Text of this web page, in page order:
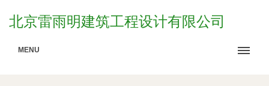
北京雷雨明建筑工程设计有限公司
MENU